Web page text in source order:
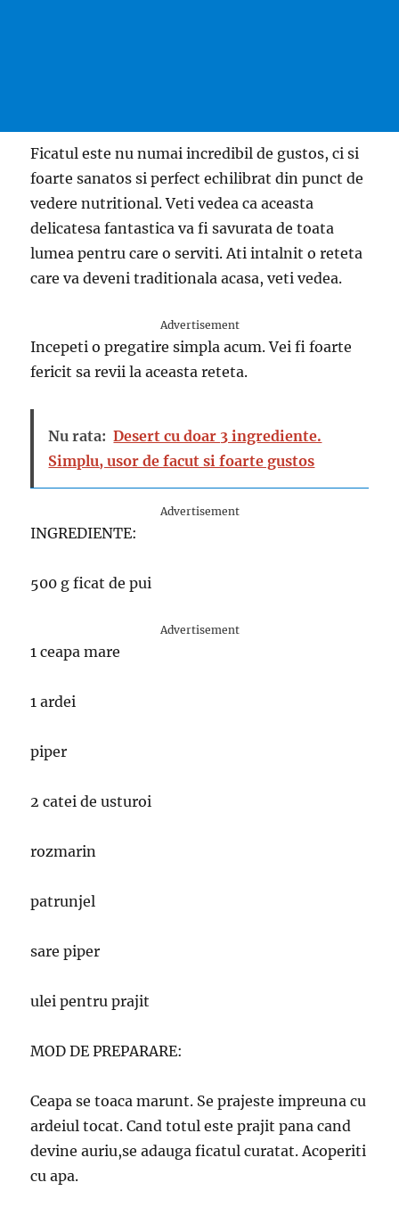
Ficatul este nu numai incredibil de gustos, ci si
foarte sanatos si perfect echilibrat din punct de
vedere nutritional. Veti vedea ca aceasta
delicatesa fantastica va fi savurata de toata
lumea pentru care o serviti. Ati intalnit o reteta
care va deveni traditionala acasa, veti vedea.
Advertisement
Incepeti o pregatire simpla acum. Vei fi foarte
fericit sa revii la aceasta reteta.
Nu rata: Desert cu doar 3 ingrediente.
Simplu, usor de facut si foarte gustos
Advertisement
INGREDIENTE:
500 g ficat de pui
Advertisement
1 ceapa mare
1 ardei
piper
2 catei de usturoi
rozmarin
patrunjel
sare piper
ulei pentru prajit
MOD DE PREPARARE:
Ceapa se toaca marunt. Se prajeste impreuna cu
ardeiul tocat. Cand totul este prajit pana cand
devine auriu,se adauga ficatul curatat. Acoperiti
cu apa.